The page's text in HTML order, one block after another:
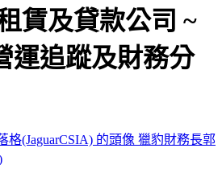
賃及貸款公司 ~
運追蹤及財務分
獵豹財務長郭